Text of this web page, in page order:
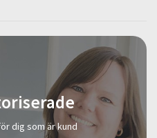
dig som är kund